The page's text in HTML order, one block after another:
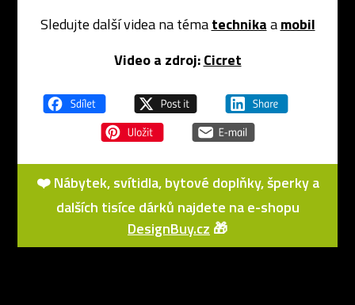
Sledujte další videa na tématechnikaamobil
Video a zdroj: Cicret
❤️ Nábytek, svítidla, bytové doplňky, šperky a
dalších tisíce dárků najdete na e-shopu
DesignBuy.cz 🎁